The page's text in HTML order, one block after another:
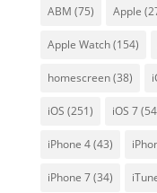
ABM (75) Apple
Apple Watch(154)
homescreen(38)
iOS (251) iOS 7
iPhone 4(43)
iPhone 7(34)